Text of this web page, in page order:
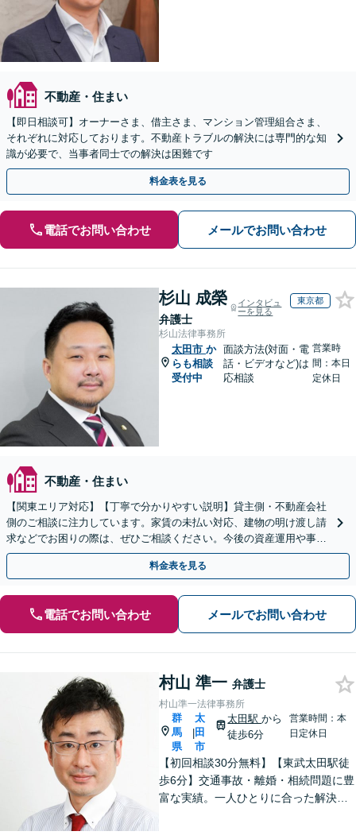
不動産・住まい
【即日相談可】オーナーさま、借主さま、マンション管理組合さま、
それぞれに対応しております。不動産トラブルの解決には専門的な知
識が必要で、当事者同士での解決は困難です
料金表を見る
電話でお問い合わせ メールでお問い合わせ
杉山 成榮
弁護士
インタビュ
ーを見る
東京都
杉山法律事務所
太田市 か
らも相談
受付中
面談方法(対面・電
話・ビデオなど)は
応相談
営業時
間：本日
定休日
不動産・住まい
【関東エリア対応】【丁寧で分かりやすい説明】貸主側・不動産会社
側のご相談に注力しています。家賃の未払い対応、建物の明け渡し請
求などでお困りの際は、ぜひご相談ください。今後の資産運用や事業
継続を見据えた最適な解決を目指します。【WEB面談可】
料金表を見る
電話でお問い合わせ メールでお問い合わせ
村山 準一 弁護士
村山準一法律事務所
群
馬
県
|
太
田
市
太田駅から
徒歩6分
営業時間：本
日定休日
【初回相談30分無料】【東武太田駅徒
歩6分】交通事故・離婚・相続問題に豊
富な実績。一人ひとりに合った解決方